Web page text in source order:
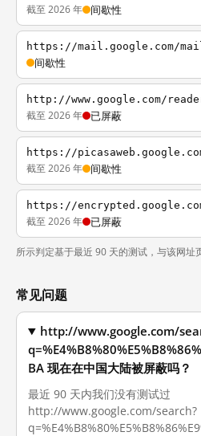
截至 2026 年 间歇性
https://mail.google.com/
间歇性
http://www.google.com/
截至 2026 年 已屏蔽
https://
截至 2026 年 间歇性
https://
截至 2026 年 已屏蔽
所示判定基于最近 90 天的测试，与该网址
常见问题
http://www.google.com/
BA 现在在中国大陆被屏蔽吗？
最近 90 天内我们没有测试过
http://www.google.com/search?